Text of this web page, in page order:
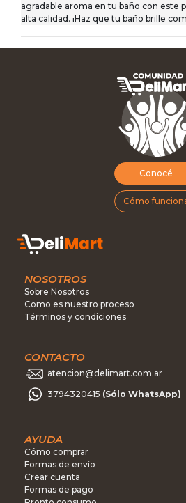
agradable aroma en tu baño con este
alta calidad. ¡Haz que tu baño brille
Conocé
Cómo
NOSOTROS
Sobre Nosotros
Como es nuestro proceso
Términos y condiciones
CONTACTO
atencion@delimart.com.ar
3794320415 (Sólo WhatsApp)
AYUDA
Cómo comprar
Formas de envío
Crear cuenta
Formas de pago